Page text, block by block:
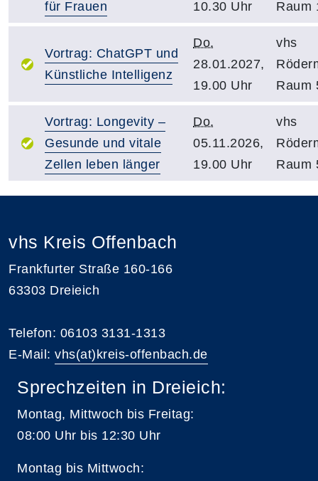
für Frauen 10.30 Uhr Raum
Vortrag: ChatGPT und
Künstliche Intelligenz
Do.
28.01.2027,
19.00 Uhr
vhs
Raum
Vortrag: Longevity –
Gesunde und vitale
Zellen leben länger
Do.
05.11.2026,
19.00 Uhr
vhs
Raum
vhs Kreis Offenbach
Frankfurter Straße 160-166
63303 Dreieich
Telefon: 06103 3131-1313
E-Mail: vhs(at)kreis-offenbach.de
Sprechzeiten in Dreieich:
Montag, Mittwoch bis Freitag:
08:00 Uhr bis 12:30 Uhr
Montag bis Mittwoch: